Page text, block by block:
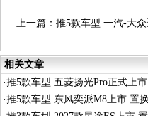
上一篇： 推5款车型 一汽-大
相关文章
·推5款车型 五菱扬光Pro正式上
·推5款车型 东风奕派M8上市 置